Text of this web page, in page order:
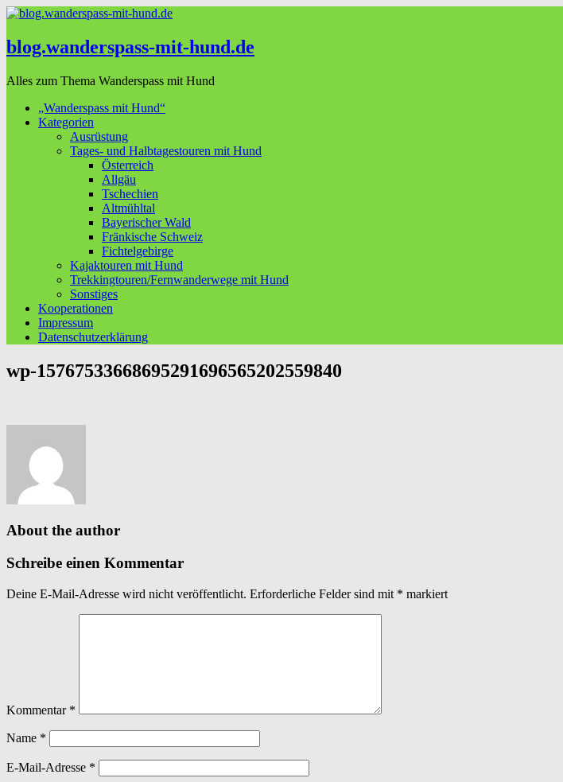
blog.wanderspass-mit-hund.de
Alles zum Thema Wanderspass mit Hund
„Wanderspass mit Hund“
Kategorien
Ausrüstung
Tages- und Halbtagestouren mit Hund
Österreich
Allgäu
Tschechien
Altmühltal
Bayerischer Wald
Fränkische Schweiz
Fichtelgebirge
Kajaktouren mit Hund
Trekkingtouren/Fernwanderwege mit Hund
Sonstiges
Kooperationen
Impressum
Datenschutzerklärung
wp-15767533668695291696565202559840
About the author
Schreibe einen Kommentar
Deine E-Mail-Adresse wird nicht veröffentlicht. Erforderliche Felder sind mit * markiert
Kommentar *
Name *
E-Mail-Adresse *